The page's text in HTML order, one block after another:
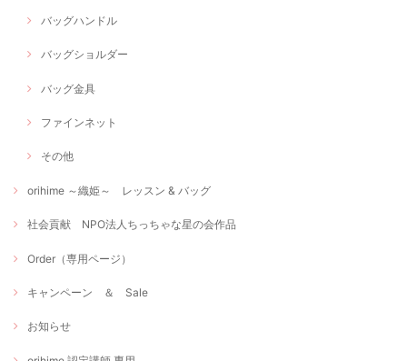
バッグハンドル
バッグショルダー
バッグ金具
ファインネット
その他
orihime ～織姫～ レッスン & バッグ
社会貢献 NPO法人ちっちゃな星の会作品
Order（専用ページ）
キャンペーン ＆ Sale
お知らせ